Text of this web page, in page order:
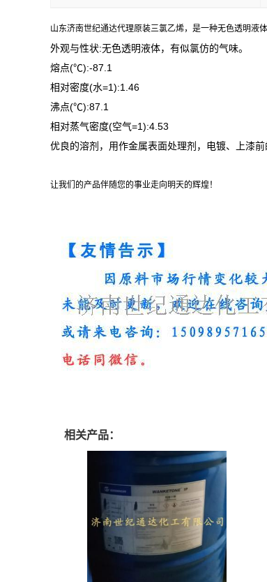
山东济南世纪通达代理原装三氯乙烯，是一种无色透明液
外观与性状:无色透明液体，有似氯仿的气味。
熔点(℃):-87.1
相对密度(水=1):1.46
沸点(℃):87.1
相对蒸气密度(空气=1):4.53
优良的溶剂，用作金属表面处理剂，电镀、上漆
让我们的产品伴随您的事业走向明天的辉煌！
相关产品：